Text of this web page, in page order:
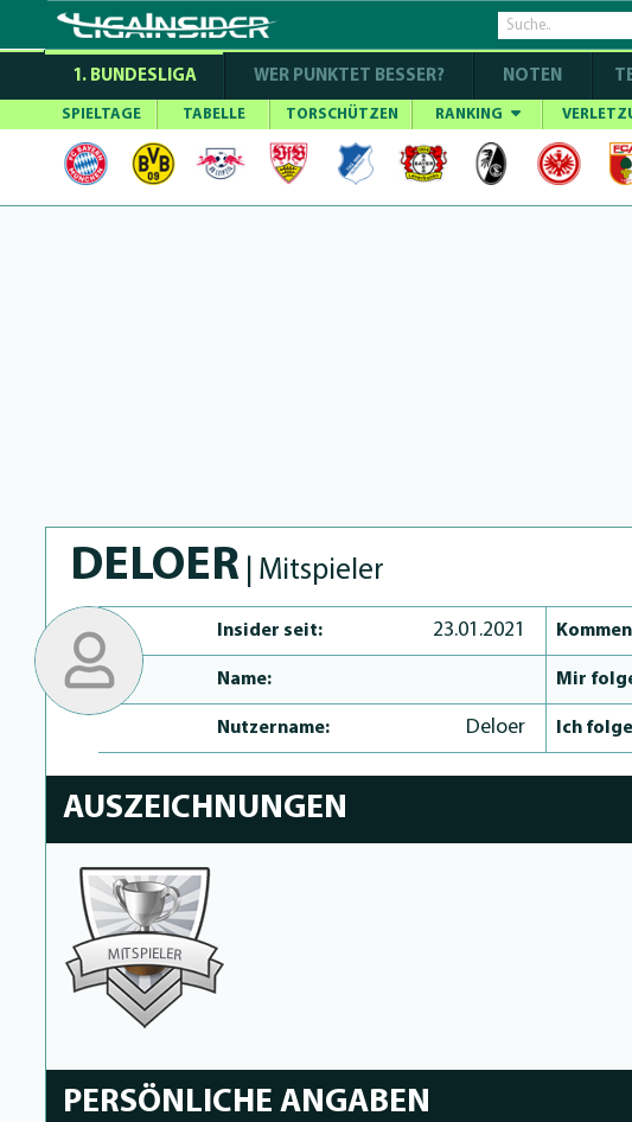
1. BUNDESLIGA WER PUNKTET BESSER? NOTEN
SPIELTAGE TABELLE TORSCHÜTZEN RANKING
DELOER | Mitspieler
Insider seit: 23.01.2021
Name: Mir
Nutzername: Deloer Ich
AUSZEICHNUNGEN
MIT SPIELER
PERSÖNLICHE ANGABEN